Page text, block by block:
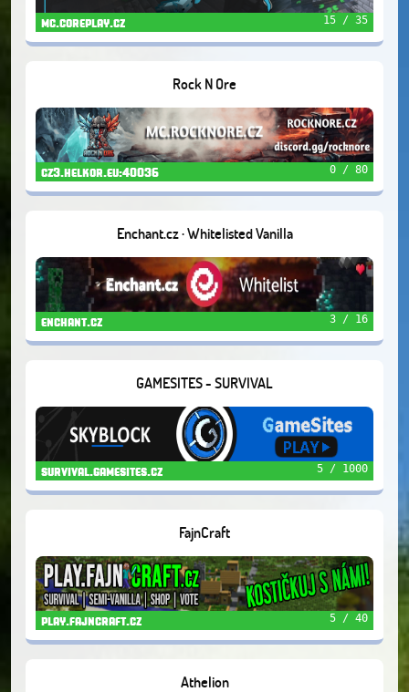
mc.coreplay.cz 15 / 35
Rock N Ore
cz3.helkor.eu:40036 0 / 80
Enchant.cz · Whitelisted Vanilla
enchant.cz 3 / 16
GAMESITES - SURVIVAL
survival.gamesites.cz 5 / 1000
FajnCraft
play.fajncraft.cz 5 / 40
Athelion